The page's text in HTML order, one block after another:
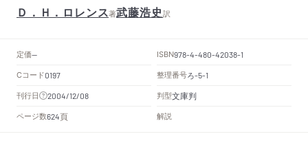
Ｄ．Ｈ．ロレンス著武藤浩史訳
定価-- ISBN978-4-480-42038-1
Cコード0197 整理番号ろ-5-1
刊行日 2004/12/08 判型文庫判
ページ数624頁 解説